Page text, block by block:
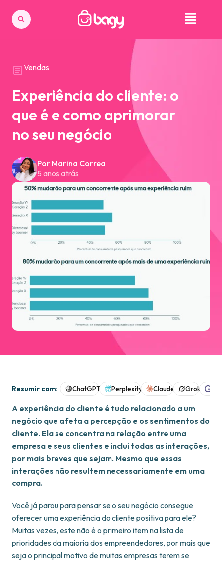
Vendas
Experiência do cliente: o
que é e como aprimorar
no seu negócio
Por Marina Correa
5 anos atrás
Resumir com: ChatGPT Perplexity Claude Grok
A experiência do cliente é tudo relacionado a um
negócio que afeta a percepção e os sentimentos do
cliente. Ela se concentra na relação entre uma
empresa e seus clientes e inclui todas as interações,
por mais breves que sejam. Mesmo que essas
interações não resultem necessariamente em uma
compra.
Você já parou para pensar se o seu negócio consegue
oferecer uma experiência do cliente positiva para ele?
Muitas vezes, este não é o primeiro item na lista de
prioridades da maioria dos empreendedores, por mais que
seja o principal motivo de muitas empresas terem se